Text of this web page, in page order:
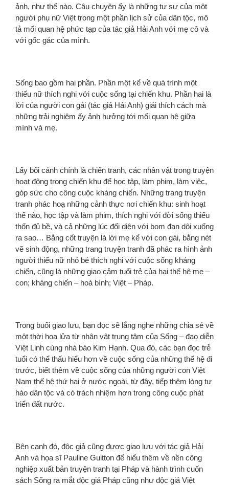
ảnh, như thế nào. Câu chuyện ấy là những tự sự của một
người phụ nữ Việt trong một phần lịch sử của dân tộc, mô
tả mối quan hệ phức tạp của tác giả Hải Anh với mẹ cô và
với gốc gác của mình.
Sống bao gồm hai phần. Phần một kể về quá trình một
thiếu nữ thích nghi với cuộc sống tại chiến khu. Phần hai là
lời của người con gái (tác giả Hải Anh) giải thích cách mà
những trải nghiệm ấy ảnh hưởng tới mối quan hệ giữa
mình và mẹ.
Lấy bối cảnh chính là chiến tranh, các nhân vật trong truyện
hoạt động trong chiến khu để học tập, làm phim, làm việc,
góp sức cho công cuộc kháng chiến. Những trang truyện
tranh phác hoạ những cảnh thực nơi chiến khu: sinh hoạt
thế nào, học tập và làm phim, thích nghi với đời sống thiếu
thốn đủ bề, và cả những lúc đối diện với bom đạn dội xuống
ra sao… Bằng cốt truyện là lời mẹ kể với con gái, bằng nét
vẽ sinh động, những trang truyện tranh đã phác ra hình ảnh
người thiếu nữ nhỏ bé thích nghi với cuộc sống kháng
chiến, cũng là những giao cảm tuổi trẻ của hai thế hệ mẹ –
con; kháng chiến – hoà bình; Việt – Pháp.
Trong buổi giao lưu, bạn đọc sẽ lắng nghe những chia sẻ về
một thời hoa lửa từ nhân vật trung tâm của Sống – đạo diễn
Việt Linh cùng nhà báo Kim Hạnh. Qua đó, các bạn đọc trẻ
tuổi có thể thấu hiểu hơn về cuộc sống của những thế hệ đi
trước, biết thêm về cuộc sống của những người con Việt
Nam thế hệ thứ hai ở nước ngoài, từ đây, tiếp thêm lòng tự
hào dân tộc và có trách nhiệm hơn trong công cuộc phát
triển đất nước.
Bên cạnh đó, độc giả cũng được giao lưu với tác giả Hải
Anh và họa sĩ Pauline Guitton để hiểu thêm về nền công
nghiệp xuất bản truyện tranh tại Pháp và hành trình cuốn
sách Sống ra mắt độc giả Pháp cũng như độc giả Việt